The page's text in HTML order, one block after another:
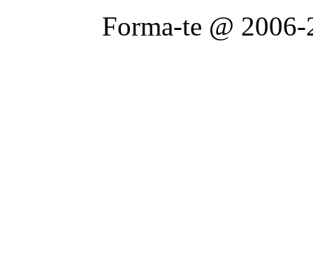
Forma-te @